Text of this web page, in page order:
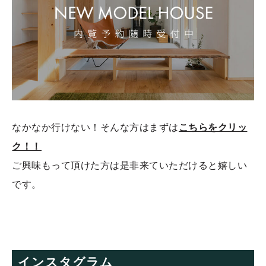
なかなか行けない！そんな方はまずは こちらをクリッ
ク！！
ご興味もって頂けた方は是非来ていただけると嬉しい
です。
インスタグラム